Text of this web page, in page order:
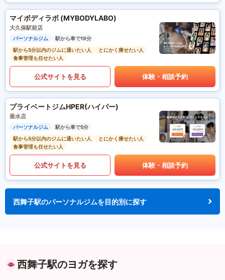
マイボディラボ (MYBODYLABO)
大久保駅前店
パーソナルジム
駅から車で19分
駅から5分以内のジムに通いたい人
とにかく痩せたい人
食事管理も任せたい人
公式サイトを見る 体験・相談予約
プライベートジムHPER(ハイパー)
垂水店
パーソナルジム
駅から車で5分
駅から5分以内のジムに通いたい人
とにかく痩せたい人
食事管理も任せたい人
公式サイトを見る 体験・相談予約
西舞子駅のパーソナルジムを目的別に探す
西舞子駅のヨガを探す